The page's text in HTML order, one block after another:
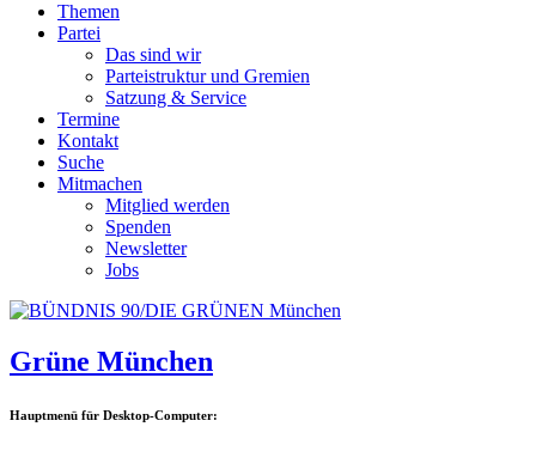
Themen
Partei
Das sind wir
Parteistruktur und Gremien
Satzung & Service
Termine
Kontakt
Suche
Mitmachen
Mitglied werden
Spenden
Newsletter
Jobs
Grüne München
Hauptmenü für Desktop-Computer: